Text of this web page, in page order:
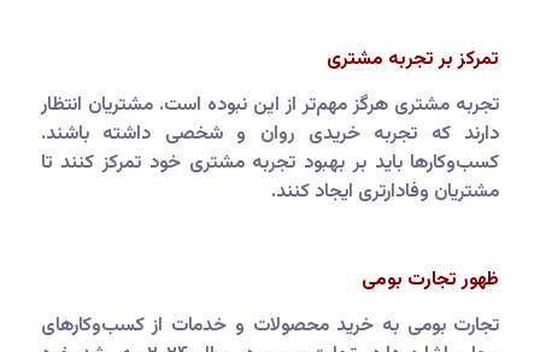
تمرکز بر تجربه مشتری
تجربه مشتری هرگز مهم‌تر از این نبوده است. مشتریان انتظار
دارند که تجربه خریدی روان و شخصی داشته باشند.
کسب‌وکارها باید بر بهبود تجربه مشتری خود تمرکز کنند تا
مشتریان وفادارتری ایجاد کنند.
ظهور تجارت بومی
تجارت بومی به خرید محصولات و خدمات از کسب‌وکارهای